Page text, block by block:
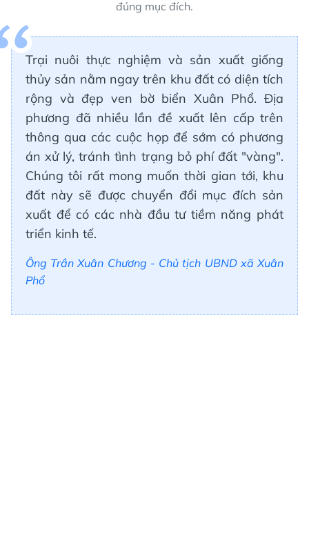
đúng mục đích.
Trại nuôi thực nghiệm và sản xuất giống
thủy sản nằm ngay trên khu đất có diện tích
rộng và đẹp ven bờ biển Xuân Phổ. Địa
phương đã nhiều lần đề xuất lên cấp trên
thông qua các cuộc họp để sớm có phương
án xử lý, tránh tình trạng bỏ phí đất "vàng".
Chúng tôi rất mong muốn thời gian tới, khu
đất này sẽ được chuyển đổi mục đích sản
xuất để có các nhà đầu tư tiềm năng phát
triển kinh tế.
Ông Trần Xuân Chương - Chủ tịch UBND xã Xuân
Phổ